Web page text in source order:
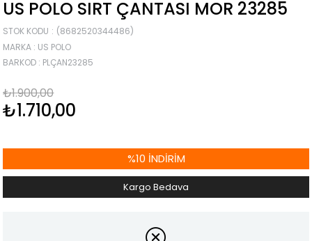
US POLO SIRT ÇANTASI MOR 23285
STOK KODU
(8682520344486)
MARKA : US POLO
BARKOD : PLÇAN23285
₺1.900,00
₺1.710,00
%10 İNDIRIM
Kargo Bedava